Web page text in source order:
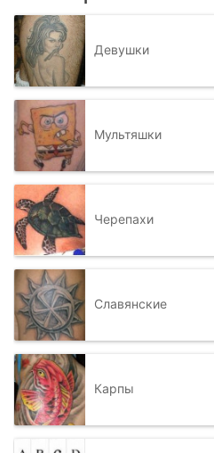
Девушки
Мультяшки
Черепахи
Славянские
Карпы